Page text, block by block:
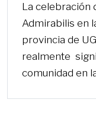
La celebración
Admirabilis en
provincia de
realmente
comunidad en